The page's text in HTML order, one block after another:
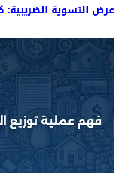
عرض التسوية الضريبية: